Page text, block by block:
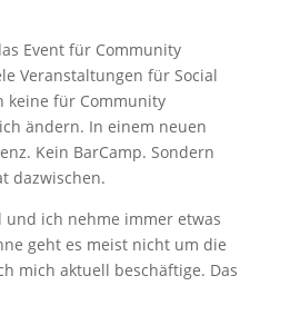
Event für Community
Veranstaltungen für Social
keine für Community
ändern. In einem neuen
Kein BarCamp. Sondern
dazwischen.
ich nehme immer etwas
geht es meist nicht um die
mich aktuell beschäftige. Das